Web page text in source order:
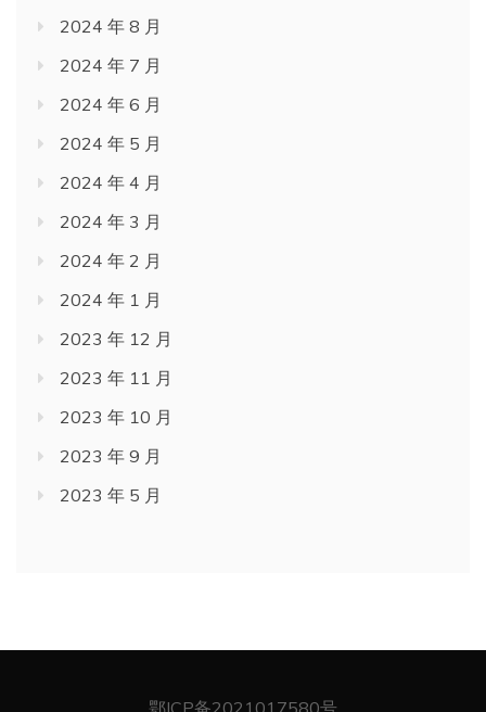
2024 年 8 月
2024 年 7 月
2024 年 6 月
2024 年 5 月
2024 年 4 月
2024 年 3 月
2024 年 2 月
2024 年 1 月
2023 年 12 月
2023 年 11 月
2023 年 10 月
2023 年 9 月
2023 年 5 月
鄂ICP备2021017580号